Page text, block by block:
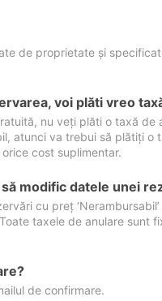
de proprietate și
voi plăti vreo
nu veți plăti o taxă de
atunci va trebui să plătiți o
cost suplimentar.
modific datele unei
cu preț
taxele de anulare sunt
de confirmare.